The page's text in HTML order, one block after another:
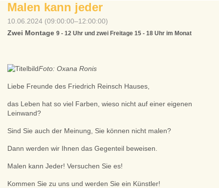
Malen kann jeder
10.06.2024 (09:00:00–12:00:00)
Zwei Montage 9 - 12 Uhr und zwei Freitage 15 - 18 Uhr im Monat
Foto: Oxana Ronis
Liebe Freunde des Friedrich Reinsch Hauses,
das Leben hat so viel Farben, wieso nicht auf einer eigenen
Leinwand?
Sind Sie auch der Meinung, Sie können nicht malen?
Dann werden wir Ihnen das Gegenteil beweisen.
Malen kann Jeder! Versuchen Sie es!
Kommen Sie zu uns und werden Sie ein Künstler!